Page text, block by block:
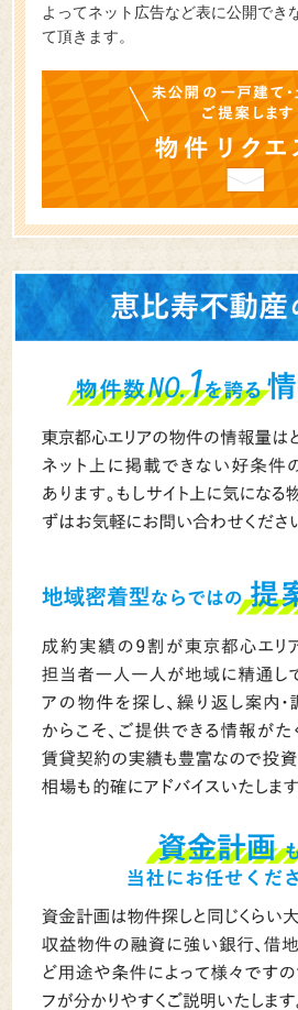
よってネット広告など表に公開でき
て頂きます。